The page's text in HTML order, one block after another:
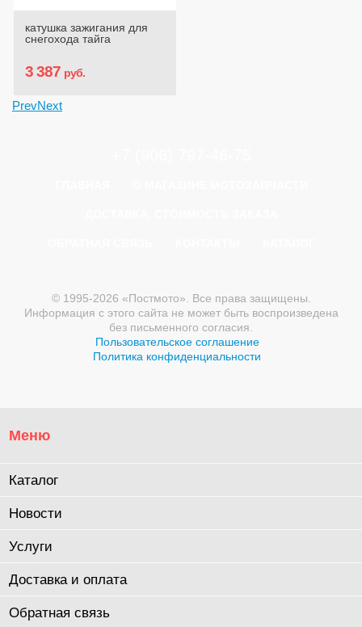
катушка зажигания для
снегохода тайга
3 387 руб.
PrevNext
© 1995-2026 «Постмото». Все права защищены.
Информация с этого сайта не может быть воспроизведена
без письменного согласия.
Пользовательское соглашение
Политика конфиденциальности
Меню
Каталог
Новости
Услуги
Доставка и оплата
Обратная связь